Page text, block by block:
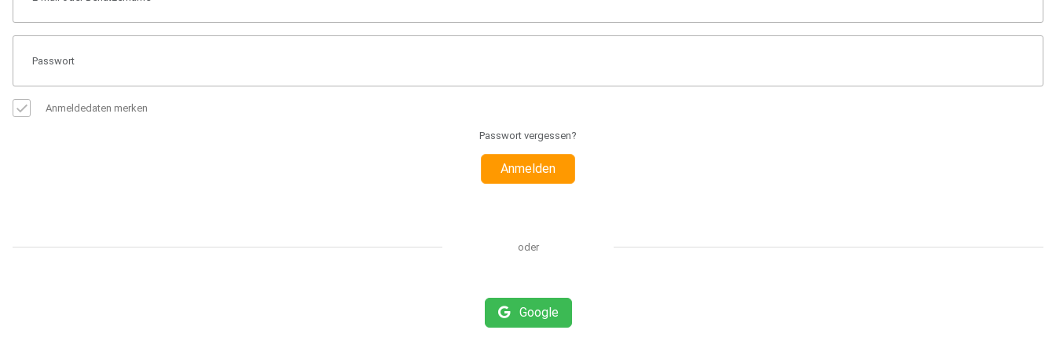
Anmeldedaten merken
Passwort vergessen?
Anmelden
oder
Google